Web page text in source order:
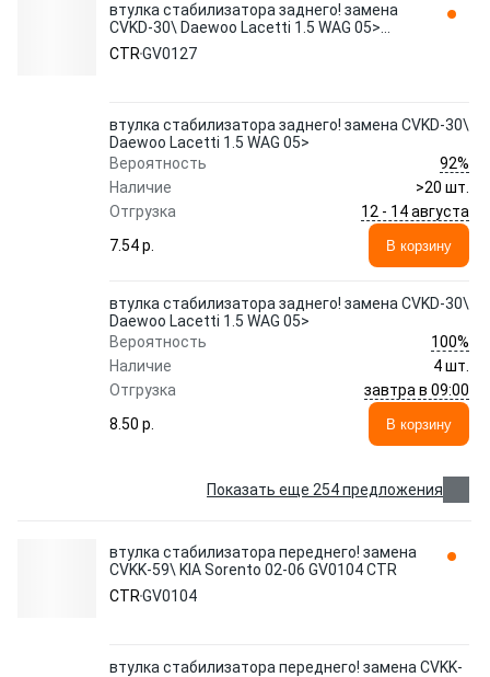
втулка стабилизатора заднего! замена
CVKD-30\ Daewoo Lacetti 1.5 WAG 05>
GV0127 CTR
CTRGV0127
втулка стабилизатора заднего! замена CVKD-30\
Daewoo Lacetti 1.5 WAG 05>
Вероятность
92%
Наличие
>20 шт.
Отгрузка
12 - 14 августа
7.54 p.
В корзину
втулка стабилизатора заднего! замена CVKD-30\
Daewoo Lacetti 1.5 WAG 05>
Вероятность
100%
Наличие
4 шт.
Отгрузка
завтра в 09:00
8.50 p.
В корзину
Показать еще 254 предложения
втулка стабилизатора переднего! замена
CVKK-59\ KIA Sorento 02-06 GV0104 CTR
CTRGV0104
втулка стабилизатора переднего! замена CVKK-